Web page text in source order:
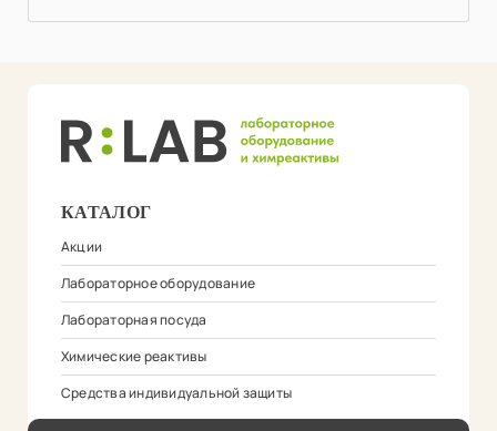
КАТАЛОГ
Акции
Лабораторное оборудование
Лабораторная посуда
Химические реактивы
Средства индивидуальной защиты